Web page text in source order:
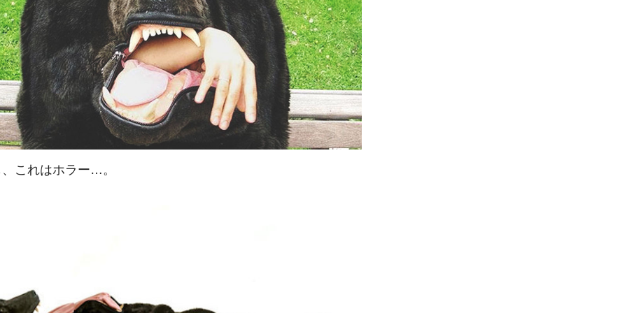
これはホラー…。